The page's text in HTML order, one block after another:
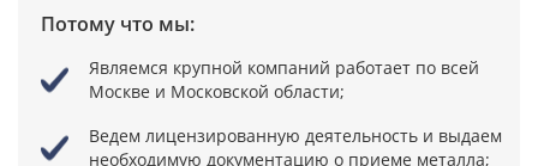
Потому что мы:
Являемся крупной компаний работает по всей
Москве и Московской области;
Ведем лицензированную деятельность и выдаем
необходимую документацию о приеме металла;